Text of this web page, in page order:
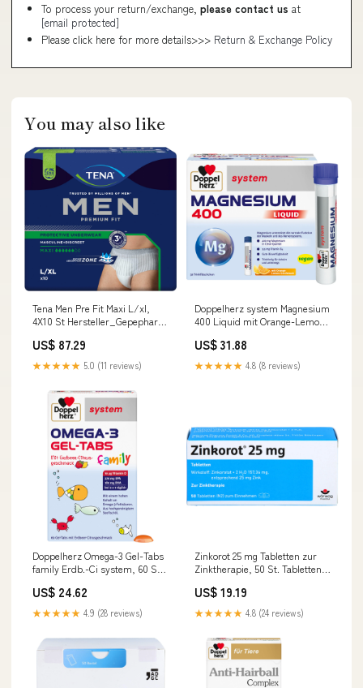
To process your return/exchange, please contact us at
[email protected]
Please click here for more details>>> Return & Exchange Policy
You may also like
Tena Men Pre Fit Maxi L/xl,
4X10 St Hersteller_Gepepharm
US$ 87.29
★★★★★ 5.0 (11 reviews)
Doppelherz system Magnesium
400 Liquid mit Orange-Lemon-
Nervensystem, 30 St.
Trinkfläschchen
Fieberthermometer
US$ 31.88
★★★★★ 4.8 (8 reviews)
Doppelherz Omega-3 Gel-Tabs
family Erdb.-Ci system, 60 St.
Darreichungsform_Würfel
US$ 24.62
★★★★★ 4.9 (28 reviews)
Zinkorot 25 mg Tabletten zur
Zinktherapie, 50 St. Tabletten
US$ 19.19
★★★★★ 4.8 (24 reviews)